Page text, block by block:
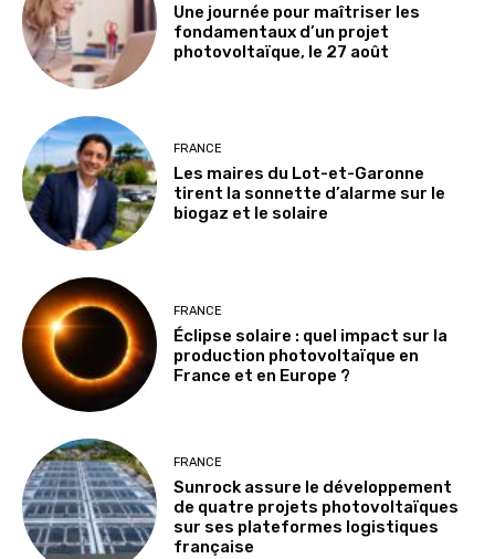
Une journée pour maîtriser les
fondamentaux d’un projet
photovoltaïque, le 27 août
FRANCE
Les maires du Lot-et-Garonne
tirent la sonnette d’alarme sur le
biogaz et le solaire
FRANCE
Éclipse solaire : quel impact sur la
production photovoltaïque en
France et en Europe ?
FRANCE
Sunrock assure le développement
de quatre projets photovoltaïques
sur ses plateformes logistiques
française